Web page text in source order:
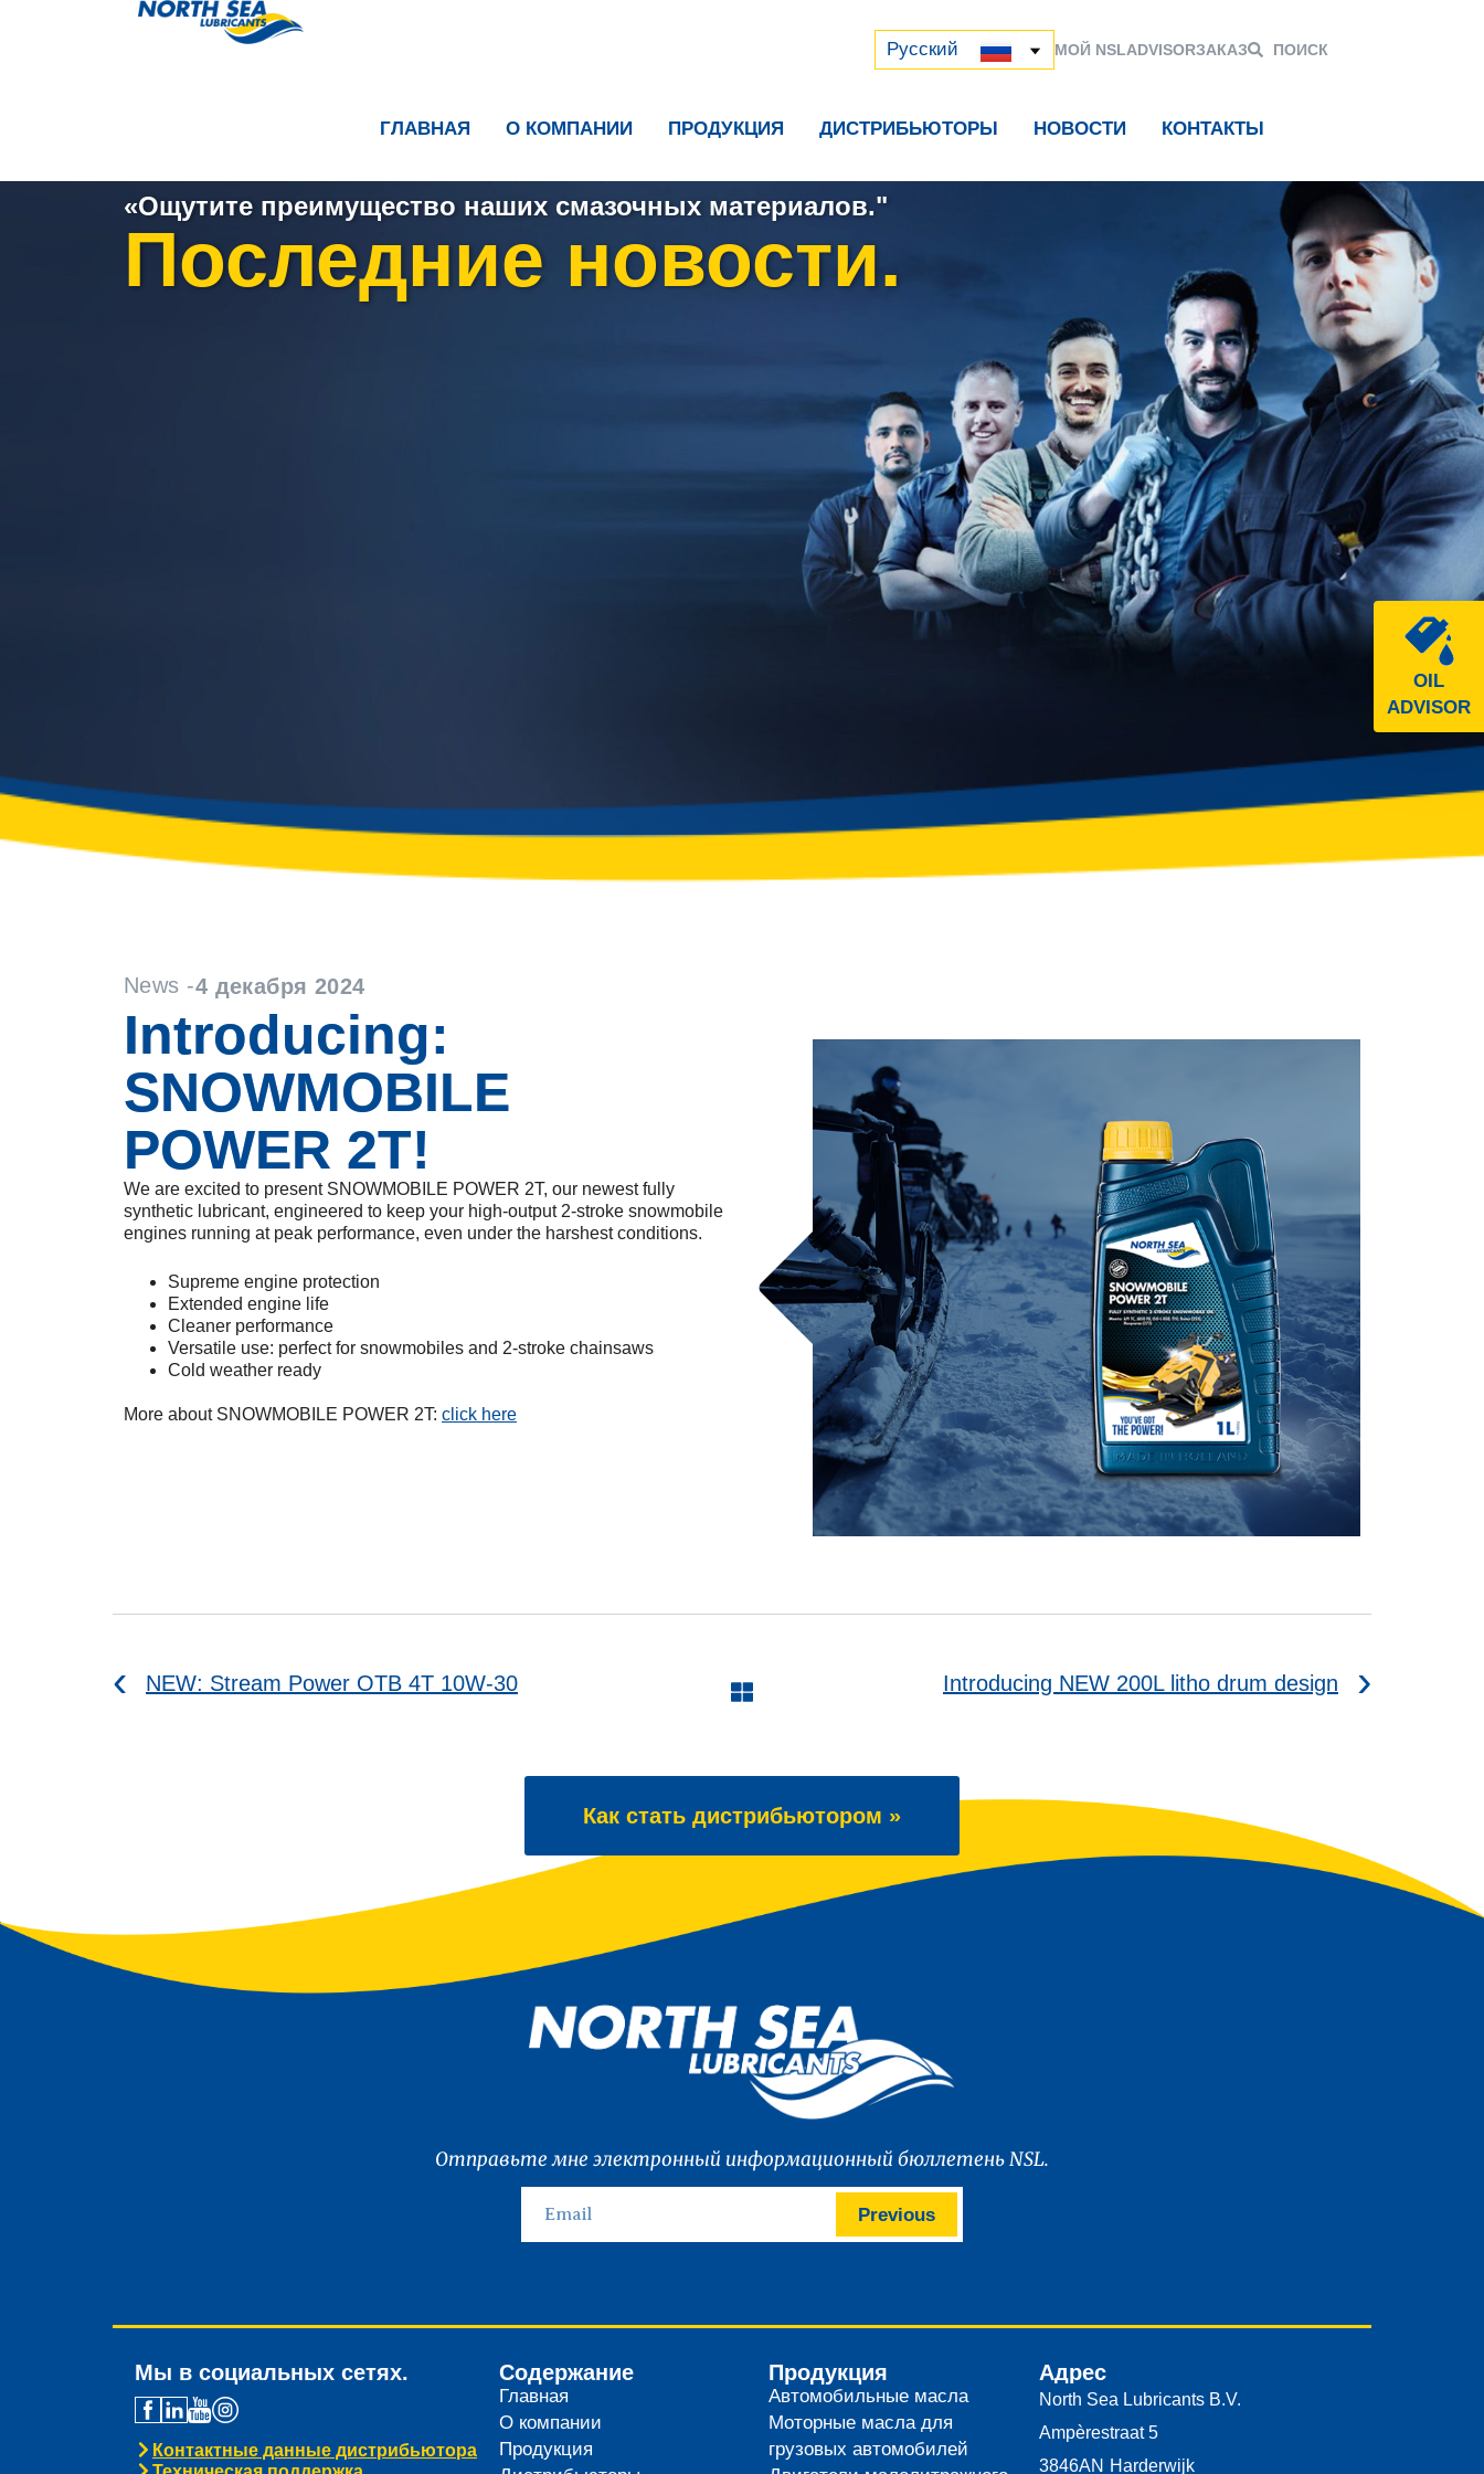
Русский
中文 (中国) МОЙ NSLADVISORЗАКАЗ ПОИСК
ГЛАВНАЯ О КОМПАНИИ ПРОДУКЦИЯ ДИСТРИБЬЮТОРЫ НОВОСТИ КОНТАКТЫ
OIL
ADVISOR
«Ощутите преимущество наших смазочных материалов."
Последние новости.
News -4 декабря 2024
Introducing:
SNOWMOBILE
POWER 2T!
We are excited to present SNOWMOBILE POWER 2T, our newest fully
synthetic lubricant, engineered to keep your high-output 2-stroke snowmobile
engines running at peak performance, even under the harshest conditions.
Supreme engine protection
Extended engine life
Cleaner performance
Versatile use: perfect for snowmobiles and 2-stroke chainsaws
Cold weather ready
More about SNOWMOBILE POWER 2T: click here
NEW: Stream Power OTB 4T 10W-30 Introducing NEW 200L litho drum design
Как стать дистрибьютором »
Отправьте мне электронный информационный бюллетень NSL.
Previous
Мы в социальных сетях.
Контактные данные дистрибьютора
Содержание
Главная
О компании
Продукция
Продукция
Автомобильные масла
Моторные масла для
грузовых автомобилей
Адрес
North Sea Lubricants B.V.
Ampèrestraat 5
3846AN Harderwijk